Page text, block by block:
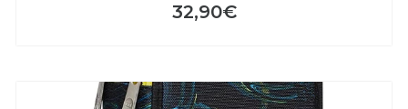
32,90€